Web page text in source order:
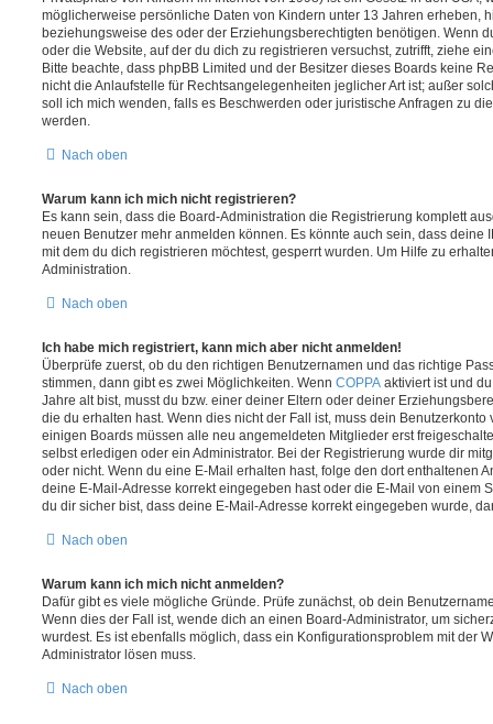
möglicherweise persönliche Daten von Kindern unter 13 Jahren erheben,
beziehungsweise des oder der Erziehungsberechtigten benötigen. Wenn
oder die Website, auf der du dich zu registrieren versuchst, zutrifft, ziehe
Bitte beachte, dass phpBB Limited und der Besitzer dieses Boards keine
nicht die Anlaufstelle für Rechtsangelegenheiten jeglicher Art ist; außer
soll ich mich wenden, falls es Beschwerden oder juristische Anfragen zu
werden.
Nach oben
Warum kann ich mich nicht registrieren?
Es kann sein, dass die Board-Administration die Registrierung komplett
neuen Benutzer mehr anmelden können. Es könnte auch sein, dass deine
mit dem du dich registrieren möchtest, gesperrt wurden. Um Hilfe zu
Administration.
Nach oben
Ich habe mich registriert, kann mich aber nicht anmelden!
Überprüfe zuerst, ob du den richtigen Benutzernamen und das richtige
stimmen, dann gibt es zwei Möglichkeiten. Wenn COPPA aktiviert ist und
Jahre alt bist, musst du bzw. einer deiner Eltern oder deiner
die du erhalten hast. Wenn dies nicht der Fall ist, muss dein
einigen Boards müssen alle neu angemeldeten Mitglieder erst
selbst erledigen oder ein Administrator. Bei der Registrierung wurde dir
oder nicht. Wenn du eine E-Mail erhalten hast, folge den dort enthaltenen
deine E-Mail-Adresse korrekt eingegeben hast oder die E-Mail von einem
du dir sicher bist, dass deine E-Mail-Adresse korrekt eingegeben wurde,
Nach oben
Warum kann ich mich nicht anmelden?
Dafür gibt es viele mögliche Gründe. Prüfe zunächst, ob dein
Wenn dies der Fall ist, wende dich an einen Board-Administrator, um
wurdest. Es ist ebenfalls möglich, dass ein Konfigurationsproblem mit der
Administrator lösen muss.
Nach oben